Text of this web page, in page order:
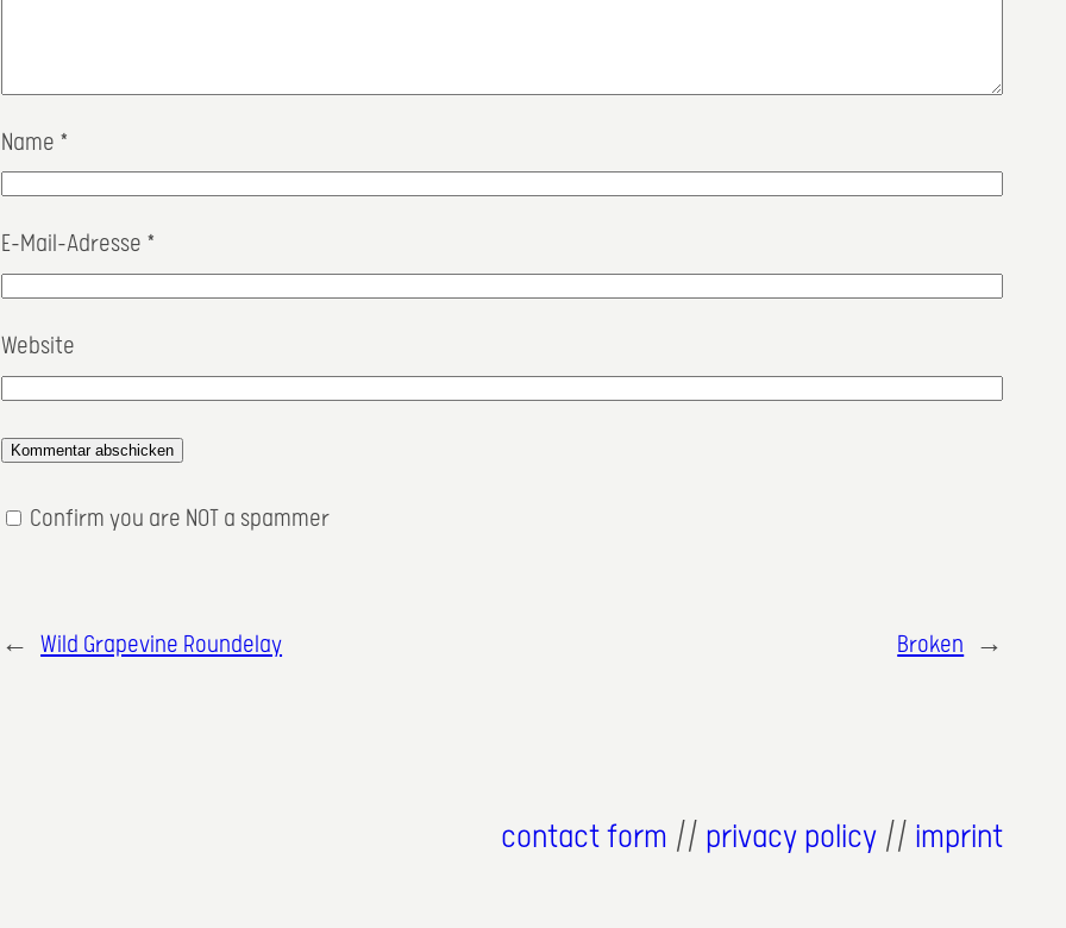
Name *
E-Mail-Adresse *
Website
Confirm you are NOT a spammer
← Wild Grapevine Roundelay Broken →
contact form // privacy policy // imprint